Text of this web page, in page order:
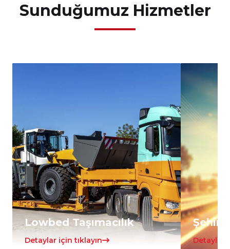
Sunduğumuz Hizmetler
Lowbed Taşımacılık
Detaylar için tıklayın Detaylar